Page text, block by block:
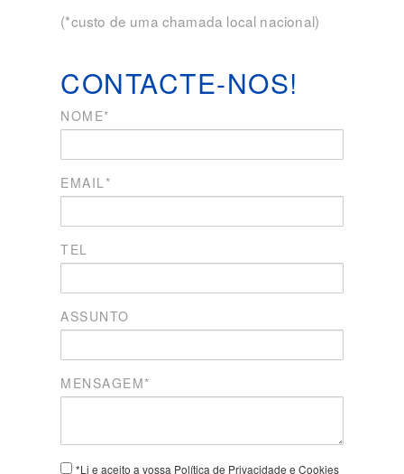
CONTACTE-NOS!
NOME*
EMAIL*
TEL
ASSUNTO
MENSAGEM*
*Li e aceito a vossa Política de Privacidade e Cookies
(*custo de uma chamada local nacional)